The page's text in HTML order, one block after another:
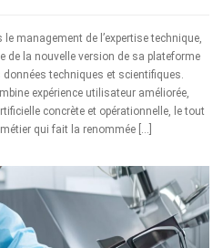
management de l’expertise technique,
de la nouvelle version de sa plateforme
techniques et scientifiques.
expérience utilisateur améliorée,
concrète et opérationnelle, le tout
qui fait la renommée […]